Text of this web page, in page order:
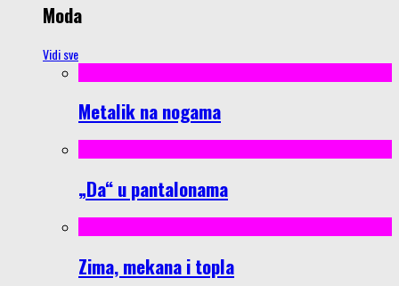
Moda
Vidi sve
Metalik na nogama
„Da“ u pantalonama
Zima, mekana i topla